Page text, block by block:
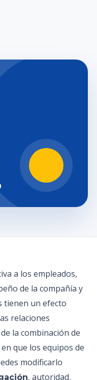
a los empleados,
de la compañía y
tienen un efecto
relaciones
la combinación de
que los equipos de
modificarlo
, autoridad,